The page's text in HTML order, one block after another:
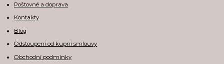
Poštovné a doprava
Kontakty
Blog
Odstoupení od kupní smlouvy
Obchodní podmínky